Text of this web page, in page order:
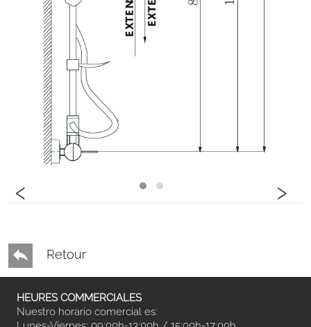
‹ ›
Retour
HEURES COMMERCIALES
Nuestro horario comercial es: